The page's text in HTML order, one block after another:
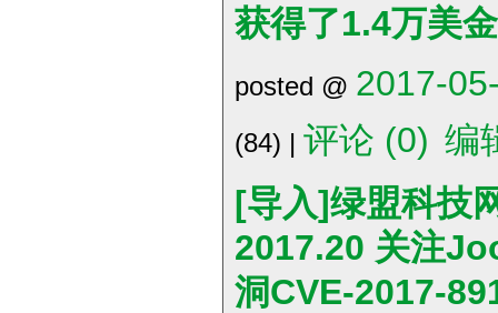
获得了1.4万美
posted @ 2017-
(84) | 评论 (0) 编
[导入]绿盟科技
2017.20 关注
洞CVE-2017-